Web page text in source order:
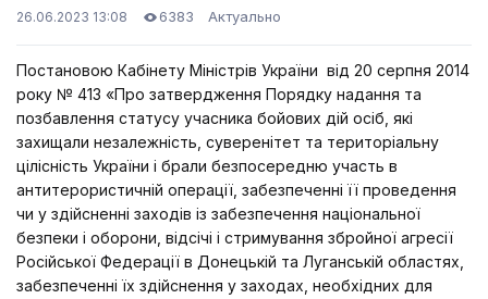
26.06.2023 13:08 6383 Актуально
Постановою Кабінету Міністрів України від 20 серпня 2014
року № 413 «Про затвердження Порядку надання та
позбавлення статусу учасника бойових дій осіб, які
захищали незалежність, суверенітет та територіальну
цілісність України і брали безпосередню участь в
антитерористичній операції, забезпеченні її проведення
чи у здійсненні заходів із забезпечення національної
безпеки і оборони, відсічі і стримування збройної агресії
Російської Федерації в Донецькій та Луганській областях,
забезпеченні їх здійснення у заходах, необхідних для